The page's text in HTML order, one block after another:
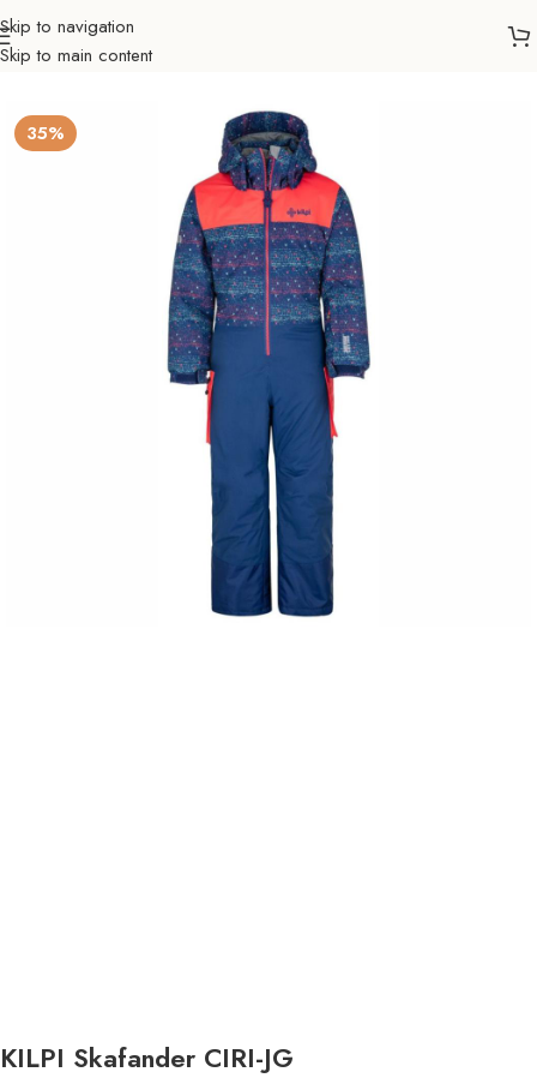
Skip to navigation
Skip to main content
Početna Sve za zimu
35%
KILPI Skafander CIRI-JG